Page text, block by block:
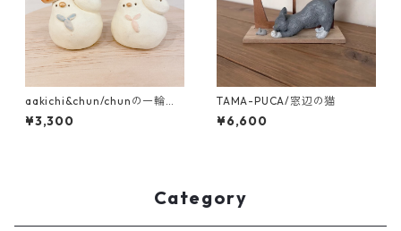
aakichi&chun/chunの一輪挿
し ﾊﾟﾝ各種
¥3,300
TAMA-PUCA/窓辺の猫
¥6,600
Category